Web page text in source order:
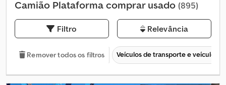
Camião Plataforma comprar usado (895)
Filtro Relevância
Remover todos os filtros Veículos de transporte e veículos